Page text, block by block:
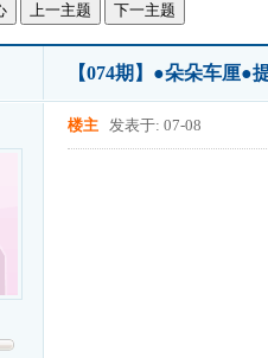
上一主题 下一主题
【074期】●朵朵车厘
楼主 发表于: 07-08